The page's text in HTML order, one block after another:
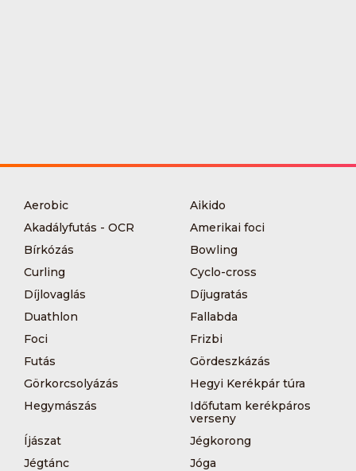
Aerobic
Aikido
Akadályfutás - OCR
Amerikai foci
Bírkózás
Bowling
Curling
Cyclo-cross
Díjlovaglás
Díjugratás
Duathlon
Fallabda
Foci
Frizbi
Futás
Gördeszkázás
Görkorcsolyázás
Hegyi Kerékpár túra
Hegymászás
Időfutam kerékpáros
verseny
Íjászat
Jégkorong
Jégtánc
Jóga